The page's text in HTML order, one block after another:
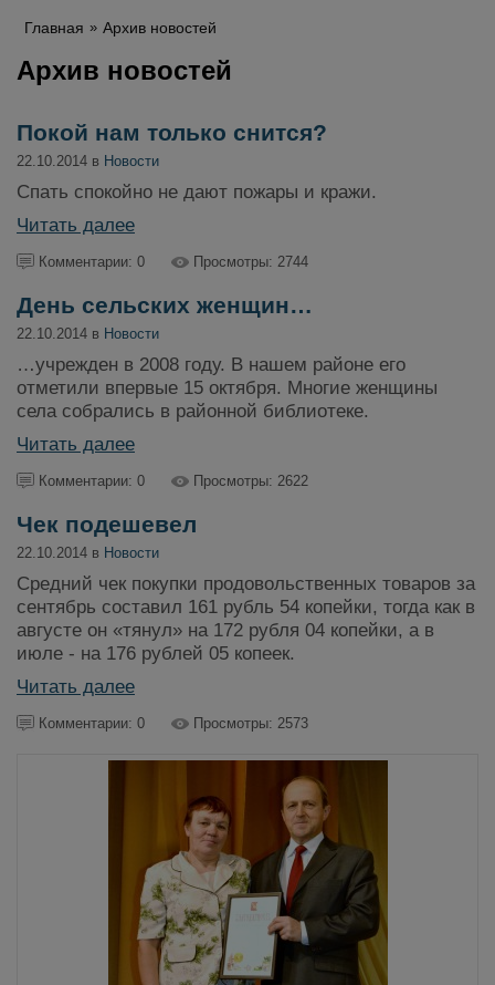
Главная Архив новостей
Архив новостей
Покой нам только снится?
22.10.2014 в Новости
Спать спокойно не дают пожары и кражи.
Читать далее
Комментарии: 0 Просмотры: 2744
День сельских женщин…
22.10.2014 в Новости
…учрежден в 2008 году. В нашем районе его
отметили впервые 15 октября. Многие женщины
села собрались в районной библиотеке.
Читать далее
Комментарии: 0 Просмотры: 2622
Чек подешевел
22.10.2014 в Новости
Средний чек покупки продовольственных товаров за
сентябрь составил 161 рубль 54 копейки, тогда как в
августе он «тянул» на 172 рубля 04 копейки, а в
июле - на 176 рублей 05 копеек.
Читать далее
Комментарии: 0 Просмотры: 2573